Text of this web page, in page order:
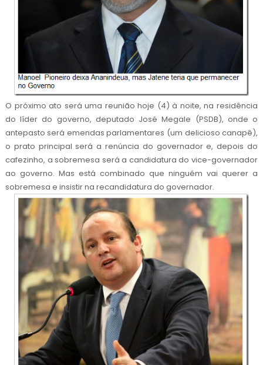
O próximo ato será uma reunião hoje (4) à noite, na residência
do líder do governo, deputado José Megale (PSDB), onde o
antepasto será emendas parlamentares (um delicioso canapê),
o prato principal será a renúncia do governador e, depois do
cafezinho, a sobremesa será a candidatura do vice-governador
ao governo. Mas está combinado que ninguém vai querer a
sobremesa e insistir na recandidatura do governador.